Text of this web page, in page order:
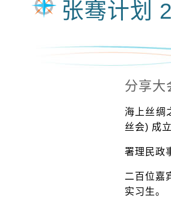
张骞计划
分享大
海上丝绸
丝会) 成
署理民政
二百位嘉
实习生。